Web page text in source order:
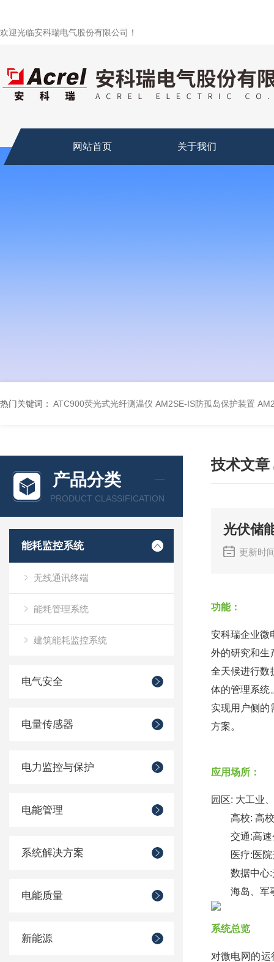
欢迎光临安科瑞电气股份有限公司！
网站首页 关于我们
热门关键词： ATC900荧光式光纤测温仪 AM2SE-IS防孤岛保护装置
产品分类
PRODUCT CLASSIFICATION
能耗监控系统
无线通讯终端
能耗管理系统
建筑能耗监控系统
电气安全
电量传感器
电力监控与保护
电能管理
系统解决方案
电能质量
新能源
技术文章
光伏储
更新时
功能：
安科瑞企业微
外的研究和生
全天候进行数
体的管理系统
实现用户侧的
方案。
应用场所：
园区: 大工业
高校: 高校
交通:高速
医疗:医院光
数据中心:
海岛、军事
系统总览
对微电网的